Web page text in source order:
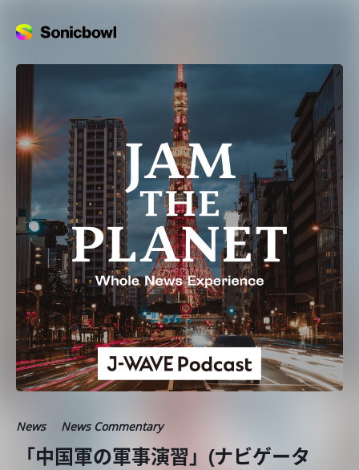
News News Commentary
「中国軍の軍事演習」(ナビゲータ